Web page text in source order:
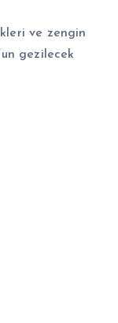
ve zengin
gezilecek